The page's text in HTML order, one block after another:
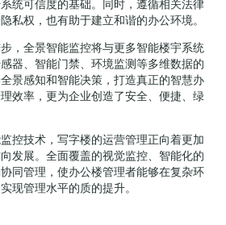
统可信度的基础。同时，遵循相关法律
私权，也有助于建立和谐的办公环境。
，全景智能监控将与更多智能楼宇系统
器、智能门禁、环境监测等多维数据的
景感知和智能决策，打造真正的智慧办
效率，更为企业创造了安全、便捷、绿
控技术，写字楼的运营管理正向着更加
发展。全面覆盖的视觉监控、智能化的
同管理，使办公楼管理者能够在复杂环
现管理水平的质的提升。